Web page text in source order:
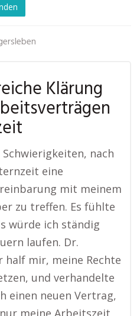
Klärung
Schwierigkeiten, nach
eine
mit meinem
zu treffen. Es fühlte
würde ich ständig
laufen. Dr.
half mir, meine Rechte
und verhandelte
einen neuen Vertrag,